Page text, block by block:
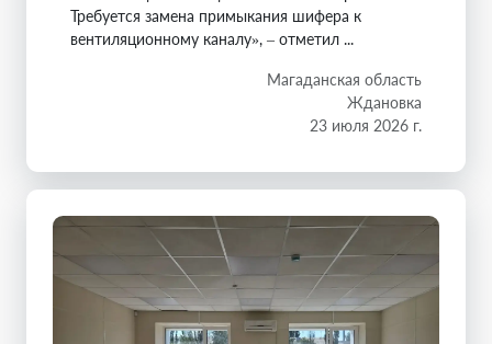
Требуется замена примыкания шифера к
вентиляционному каналу», – отметил ...
Магаданская область
Ждановка
23 июля 2026 г.